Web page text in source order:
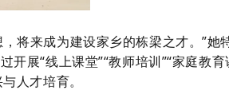
将来成为建设家乡的栋梁之才。”她
展“线上课堂”“教师培训”“家庭教育
人才培育。